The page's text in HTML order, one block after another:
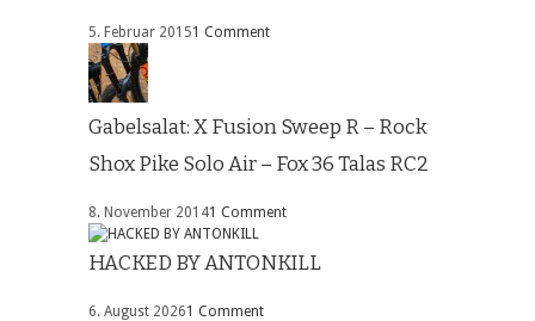
5. Februar 20151 Comment
Gabelsalat: X Fusion Sweep R – Rock
Shox Pike Solo Air – Fox 36 Talas RC2
8. November 20141 Comment
HACKED BY ANTONKILL
6. August 20261 Comment